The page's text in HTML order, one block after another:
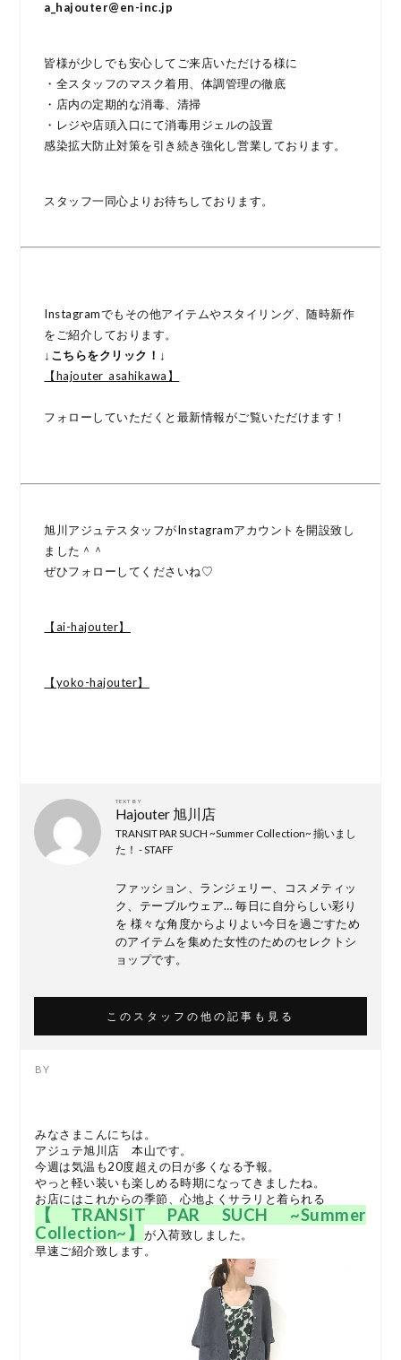
a_hajouter@en-inc.jp
皆様が少しでも安心してご来店いただける様に
・全スタッフのマスク着用、体調管理の徹底
・店内の定期的な消毒、清掃
・レジや店頭入口にて消毒用ジェルの設置
感染拡大防止対策を引き続き強化し営業しております。
スタッフ一同心よりお待ちしております。
Instagramでもその他アイテムやスタイリング、随時新作
をご紹介しております。
↓こちらをクリック！↓
【hajouter_asahikawa】
フォローしていただくと最新情報がご覧いただけます！
旭川アジュテスタッフがInstagramアカウントを開設致し
ました＾＾
ぜひフォローしてくださいね♡
【ai-hajouter】
【yoko-hajouter】
TEXT BY
Hajouter 旭川店
TRANSIT PAR SUCH ~Summer Collection~ 揃いまし
た！ - STAFF
ファッション、ランジェリー、コスメティッ
ク、テーブルウェア… 毎日に自分らしい彩り
を 様々な角度からよりよい今日を過ごすため
のアイテムを集めた女性のためのセレクトシ
ョップです。
このスタッフの他の記事も見る
みなさまこんにちは。
アジュテ旭川店 本山です。
今週は気温も20度超えの日が多くなる予報。
やっと軽い装いも楽しめる時期になってきましたね。
お店にはこれからの季節、心地よくサラリと着られる
【TRANSIT PAR SUCH ~Summer
Collection~】が入荷致しました。
早速ご紹介致します。